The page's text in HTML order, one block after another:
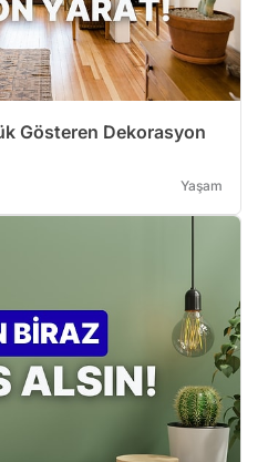
Gösteren Dekorasyon
Yaşam